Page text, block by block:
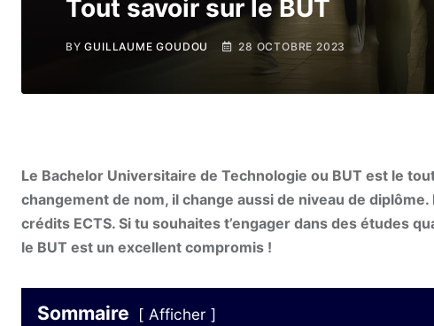
Tout savoir sur le BUT
BYGUILLAUME GOUDOU 28 OCTOBRE 2023
Le Bachelor Universitaire de Technologie ou BUT est le
changement de nom, il change aussi de niveau de
crédits ECTS. Si tu souhaites t’engager dans des études
le BUT est un excellent compromis !
Sommaire Afficher